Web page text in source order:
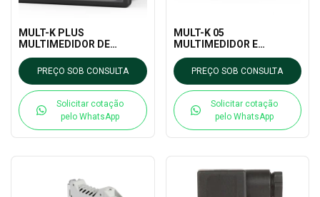
MULT-K PLUS
MULTIMEDIDOR DE
GRANDEZAS ELÉTRICAS
RS485 KRON MEDIDORES
PREÇO SOB CONSULTA
Solicitar cotação
pelo WhatsApp
MULT-K 05
MULTIMEDIDOR E
TRANSDUTOR DIGITAL
KRON MEDIDORES
PREÇO SOB CONSULTA
Solicitar cotação
pelo WhatsApp